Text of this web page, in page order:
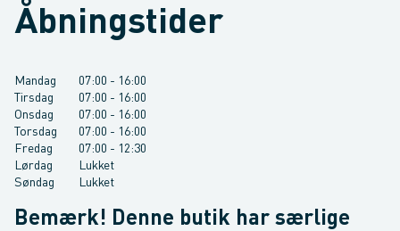
Åbningstider
Mandag 07:00 - 16:00
Tirsdag
07:00 - 16:00
Onsdag
07:00 - 16:00
Torsdag
07:00 - 16:00
Fredag
07:00 - 12:30
Lørdag
Lukket
Søndag
Lukket
Bemærk! Denne butik har særlige